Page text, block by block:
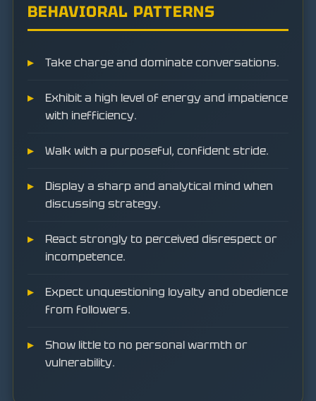
BEHAVIORAL PATTERNS
Take charge and dominate conversations.
Exhibit a high level of energy and impatience
with inefficiency.
Walk with a purposeful, confident stride.
Display a sharp and analytical mind when
discussing strategy.
React strongly to perceived disrespect or
incompetence.
Expect unquestioning loyalty and obedience
from followers.
Show little to no personal warmth or
vulnerability.